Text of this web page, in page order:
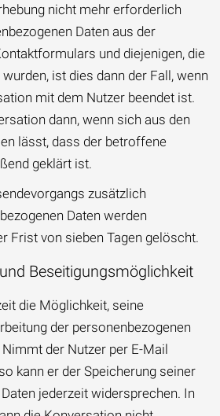
nicht mehr erforderlich
Daten aus der
und diejenigen, die
ist dies dann der Fall, wenn
mit dem Nutzer beendet ist.
dann, wenn sich aus den
lässt, dass der betroffene
geklärt ist.
zusätzlich
Daten werden
Frist von sieben Tagen gelöscht.
Beseitigungsmöglichkeit
die Möglichkeit, seine
der personenbezogenen
der Nutzer per E-Mail
kann er der Speicherung seiner
jederzeit widersprechen. In